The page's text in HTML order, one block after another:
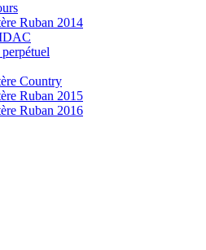
Ruban 2014
Country
Ruban 2015
Ruban 2016